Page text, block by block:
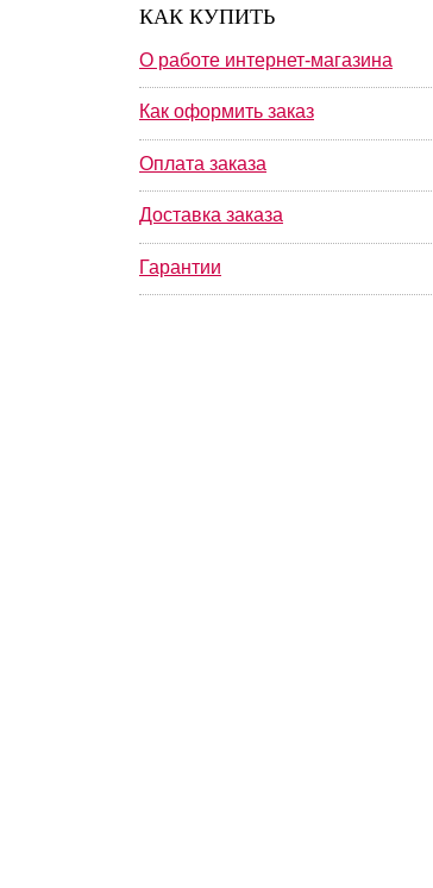
КАК КУПИТЬ
О работе интернет-магазина
Как оформить заказ
Оплата заказа
Доставка заказа
Гарантии